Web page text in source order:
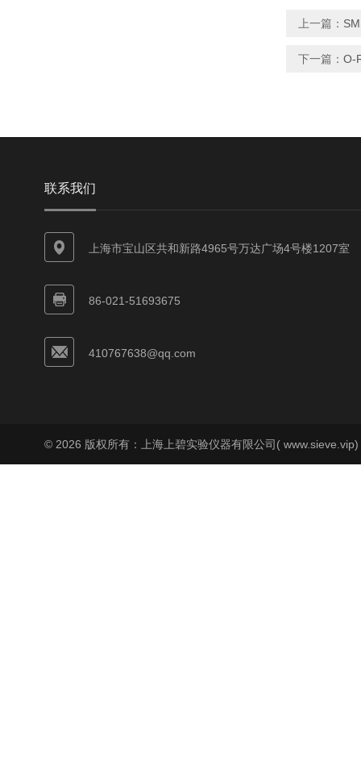
上一篇：
下一篇： O-
联系我们
上海市宝山区共和新路4965号万达广场4号楼1207室
86-021-51693675
410767638@qq.com
© 2026 版权所有：上海上碧实验仪器有限公司(